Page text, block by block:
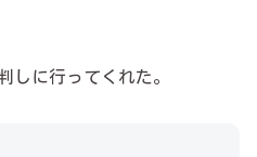
しに行ってくれた。